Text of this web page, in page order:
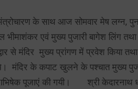
मंत्रोचारण के साथ आज सोमवार मेष लग्न,
एवं मुख्य पुजारी बागेश लिंग
से मंदिर मुख्य प्रांगण में प्रवेश किया
मंदिर के कपाट खुलने के पश्चात मुख्य
पूजाएं की गयी। श्री केदारनाथ